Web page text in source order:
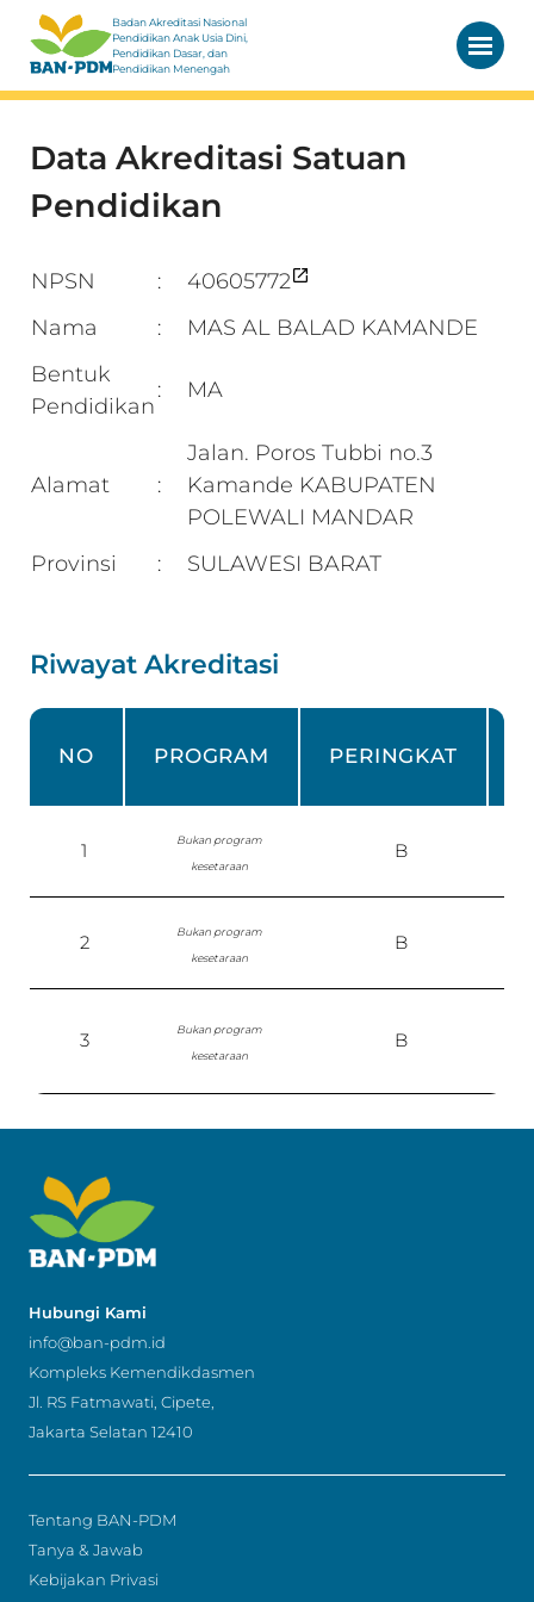
Badan Akreditasi Nasional
Pendidikan Anak Usia Dini,
Pendidikan Dasar, dan
Pendidikan Menengah
Data Akreditasi Satuan
Pendidikan
NPSN :
40605772
Nama
:
MAS AL BALAD KAMANDE
Bentuk
Pendidikan
: MA
Alamat :
Jalan. Poros Tubbi no.3
Kamande KABUPATEN
POLEWALI MANDAR
Provinsi
: SULAWESI BARAT
Riwayat Akreditasi
NO PROGRAM PERINGKAT
1
Bukan program
kesetaraan
B
2
Bukan program
kesetaraan
B
3
Bukan program
kesetaraan
B
Hubungi Kami
info@ban-pdm.id
Kompleks Kemendikdasmen
Jl. RS Fatmawati, Cipete,
Jakarta Selatan 12410
Tentang BAN-PDM
Tanya & Jawab
Kebijakan Privasi